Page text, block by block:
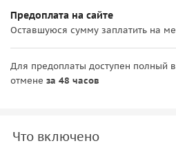
Предоплата на сайте
Оставшуюся сумму заплатить на
Для предоплаты доступен полный
отмене за 48 часов
Что включено